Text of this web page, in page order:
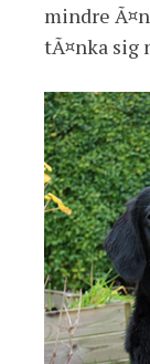
mindre
tÃ¤nka sig